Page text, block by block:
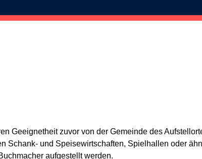
Geeignetheit zuvor von der Gemeinde des
Schank- und Speisewirtschaften, Spielhallen oder
aufgestellt werden.